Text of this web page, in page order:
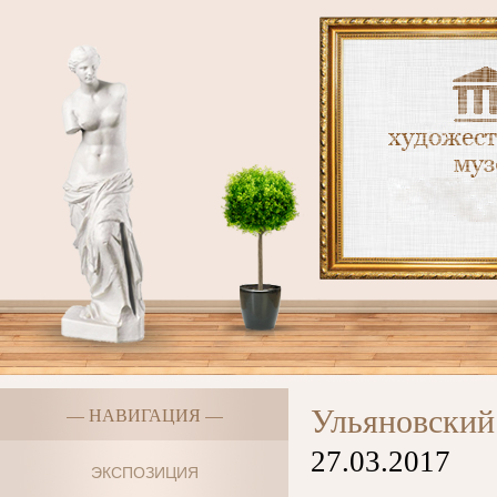
— НАВИГАЦИЯ —
ЭКСПОЗИЦИЯ 27.03.2017